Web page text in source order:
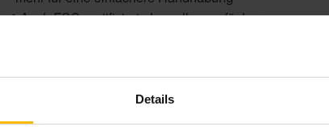
Details
Auch FSC-zertifizierte Lamellen verfügbar